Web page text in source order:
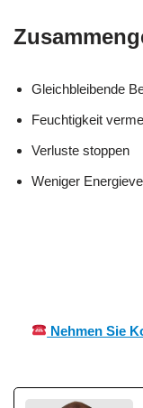
Gleichbleibende
Feuchtigkeit
Verluste stoppen
Weniger
Nehmen Sie